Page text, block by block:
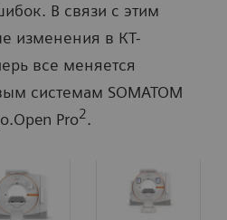
В связи с этим
изменения в КТ-
все меняется
системам SOMATOM
Pro2.